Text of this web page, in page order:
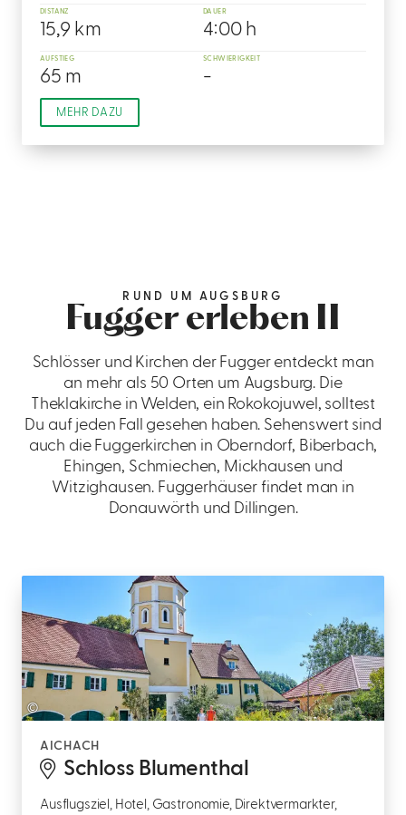
DISTANZ
15,9 km
DAUER
4:00 h
AUFSTIEG
65 m
SCHWIERIGKEIT
-
MEHR DAZU
RUND UM AUGSBURG
Fugger erleben II
Schlösser und Kirchen der Fugger entdeckt man
an mehr als 50 Orten um Augsburg. Die
Theklakirche in Welden, ein Rokokojuwel, solltest
Du auf jeden Fall gesehen haben. Sehenswert sind
auch die Fuggerkirchen in Oberndorf, Biberbach,
Ehingen, Schmiechen, Mickhausen und
Witzighausen. Fuggerhäuser findet man in
Donauwörth und Dillingen.
©
AICHACH
Schloss Blumenthal
Ausflugsziel, Hotel, Gastronomie, Direktvermarkter,